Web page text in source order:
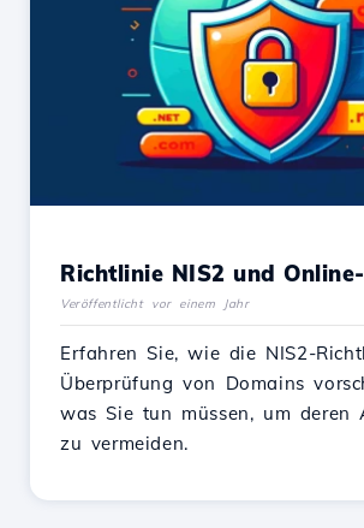
Richtlinie NIS2 und
Veröffentlicht vor einem Jahr
Erfahren Sie, wie die NIS2-
Überprüfung von Domains
was Sie tun müssen, um deren
zu vermeiden.